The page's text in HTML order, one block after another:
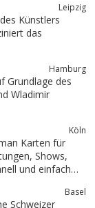
Leipzig
Künstlers
das
Hamburg
Grundlage des
Wladimir
Köln
Karten für
und einfach
Basel
Schweizer